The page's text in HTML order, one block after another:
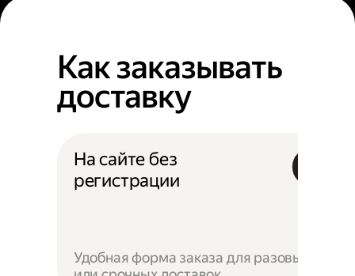
Как заказывать
доставку
На сайте без
регистрации
Удобная форма заказа для разовых